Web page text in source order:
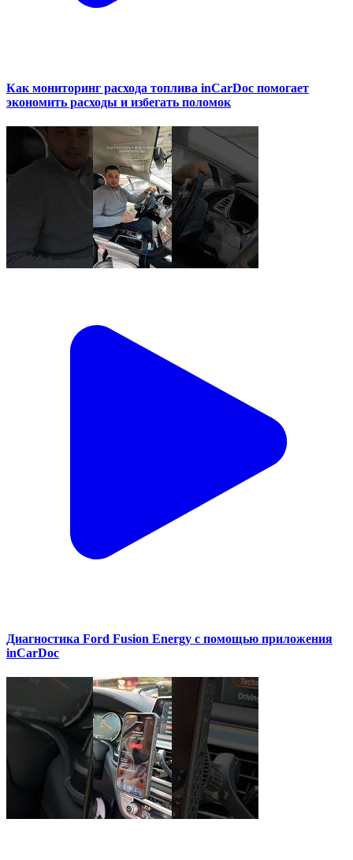
Как мониторинг расхода топлива inCarDoc помогает
экономить расходы и избегать поломок
Диагностика Ford Fusion Energy с помощью приложения
inCarDoc